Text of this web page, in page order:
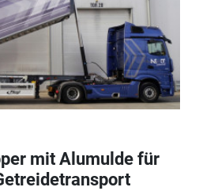
mit Alumulde für